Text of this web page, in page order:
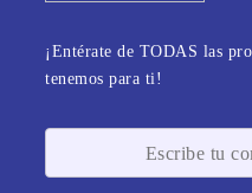
¡Entérate de TODAS las
tenemos para ti!